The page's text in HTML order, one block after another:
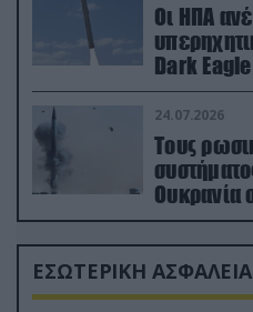
Οι ΗΠΑ
Dark
24.07.2026
Τους
Ουκρανία
ΕΣΩΤΕΡΙΚΗ ΑΣΦΑΛΕΙΑ